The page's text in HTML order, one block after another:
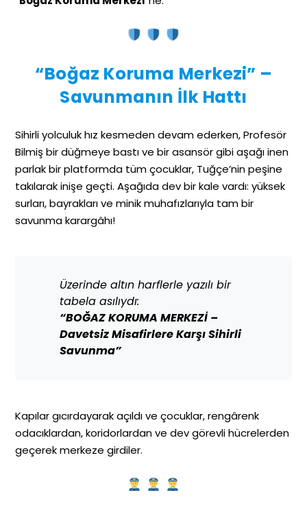
“Boğaz Koruma Merkezi” –
Savunmanın İlk Hattı
Sihirli yolculuk hız kesmeden devam ederken, Profesör
Bilmiş bir düğmeye bastı ve bir asansör gibi aşağı inen
parlak bir platformda tüm çocuklar, Tuğçe’nin peşine
takılarak inişe geçti. Aşağıda dev bir kale vardı: yüksek
surları, bayrakları ve minik muhafızlarıyla tam bir
savunma karargâhı!
Üzerinde altın harflerle yazılı bir
tabela asılıydı:
“BOĞAZ KORUMA MERKEZİ –
Davetsiz Misafirlere Karşı Sihirli
Savunma”
Kapılar gıcırdayarak açıldı ve çocuklar, rengârenk
odacıklardan, koridorlardan ve dev görevli hücrelerden
geçerek merkeze girdiler.